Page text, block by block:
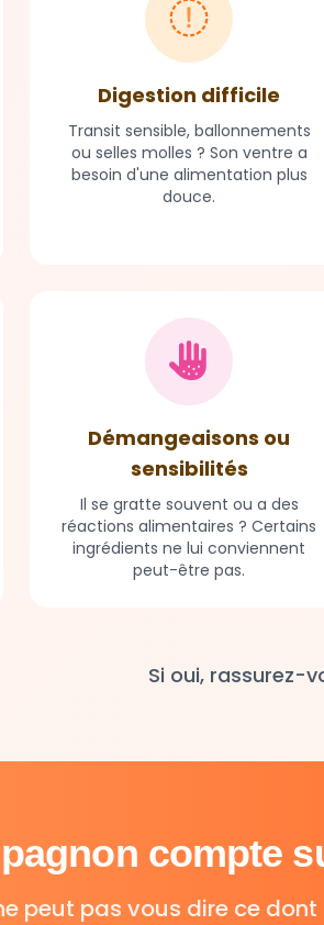
Digestion difficile
Transit sensible, ballonnements
ou selles molles ? Son ventre a
besoin d'une alimentation plus
douce.
Démangeaisons ou
sensibilités
Il se gratte souvent ou a des
réactions alimentaires ? Certains
ingrédients ne lui conviennent
peut-être pas.
Si oui, rassurez-
compte
peut pas vous dire ce